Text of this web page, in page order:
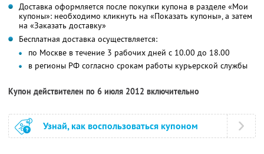
Доставка оформляется после покупки купона в разделе «Мои
купоны»: необходимо кликнуть на «Показать купоны», а затем
на «Заказать доставку»
Бесплатная доставка осуществляется:
по Москве в течение 3 рабочих дней с 10.00 до 18.00
в регионы РФ согласно срокам работы курьерской службы
Купон действителен по 6 июля 2012 включительно
Узнай, как воспользоваться купоном